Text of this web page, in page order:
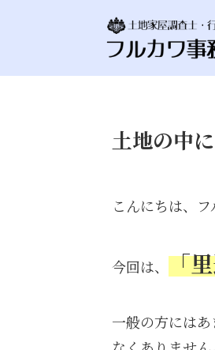
土地の中
こんにちは、フ
今回は、 「
一般の方には